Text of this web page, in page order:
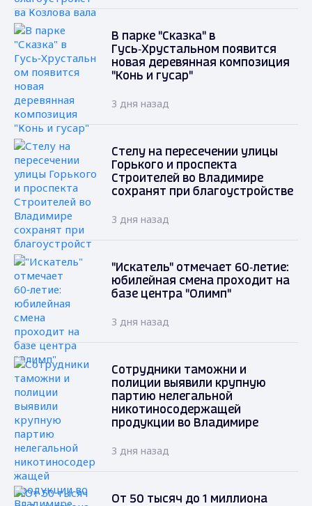
В парке "Сказка" в
Гусь‑Хрустальном появится
новая деревянная композиция
"Конь и гусар"
3 дня назад
Стелу на пересечении улицы
Горького и проспекта
Строителей во Владимире
сохранят при благоустройстве
3 дня назад
"Искатель" отмечает 60‑летие:
юбилейная смена проходит на
базе центра "Олимп"
3 дня назад
Сотрудники таможни и
полиции выявили крупную
партию нелегальной
никотиносодержащей
продукции во Владимире
3 дня назад
От 50 тысяч до 1 миллиона